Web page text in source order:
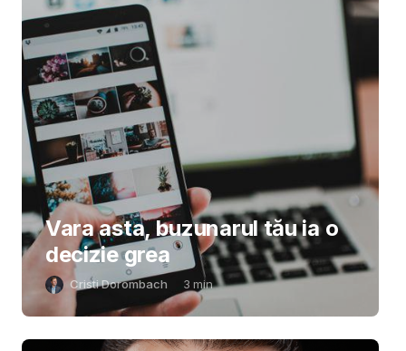
Vara asta, buzunarul tău ia o
decizie grea
Cristi Dorombach 3 min